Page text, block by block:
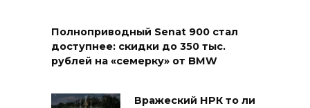
Полноприводный Senat 900 стал
доступнее: скидки до 350 тыс.
рублей на «семерку» от BMW
Вражеский НРК то ли